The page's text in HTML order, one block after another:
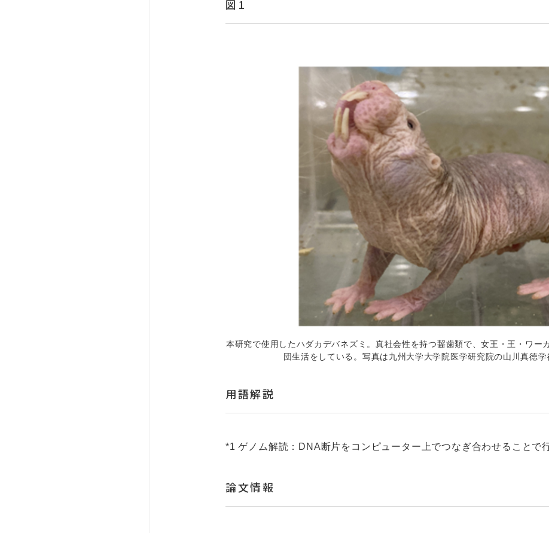
図1
本研究で使用したハダカデバネズミ。真社会性を持つ齧歯類で、女王・王・ワー
団生活をしている。写真は九州大学大学院医学研究院の山川真徳学
用語解説
*1 ゲノム解読：DNA断片をコンピューター上でつなぎ合わせることで
論文情報